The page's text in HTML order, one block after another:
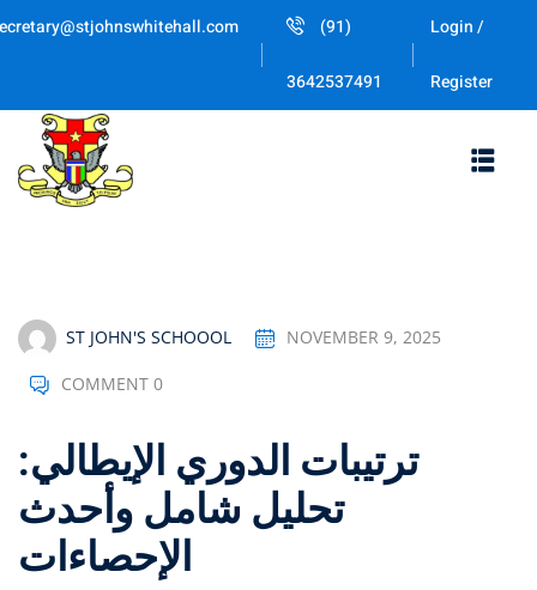
Skip
(91)
3642537491
Login /
Register
ST JOHN'S SCHOOOL NOVEMBER 9, 2025
COMMENT 0
ترتيبات الدوري الإيطالي:
تحليل شامل وأحدث
الإحصاءات